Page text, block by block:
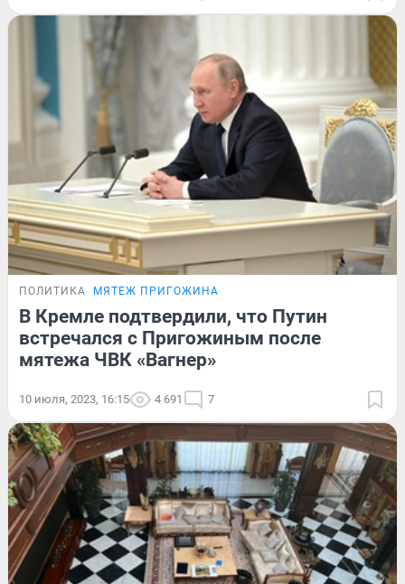
ПОЛИТИКА МЯТЕЖ ПРИГОЖИНА
В Кремле подтвердили, что Путин
встречался с Пригожиным после
мятежа ЧВК «Вагнер»
10 июля, 2023, 16:15 4 691 7